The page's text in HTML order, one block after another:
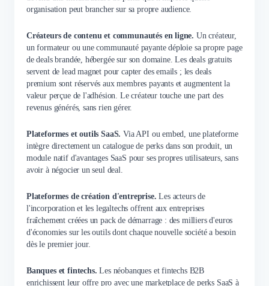
organisation peut brancher sur sa propre audience.
Créateurs de contenu et communautés en ligne. Un créateur,
un formateur ou une communauté payante déploie sa propre page
de deals brandée, hébergée sur son domaine. Les deals gratuits
servent de lead magnet pour capter des emails ; les deals
premium sont réservés aux membres payants et augmentent la
valeur perçue de l'adhésion. Le créateur touche une part des
revenus générés, sans rien gérer.
Plateformes et outils SaaS. Via API ou embed, une plateforme
intègre directement un catalogue de perks dans son produit, un
module natif d'avantages SaaS pour ses propres utilisateurs, sans
avoir à négocier un seul deal.
Plateformes de création d'entreprise. Les acteurs de
l'incorporation et les legaltechs offrent aux entreprises
fraîchement créées un pack de démarrage : des milliers d'euros
d'économies sur les outils dont chaque nouvelle société a besoin
dès le premier jour.
Banques et fintechs. Les néobanques et fintechs B2B
enrichissent leur offre pro avec une marketplace de perks SaaS à